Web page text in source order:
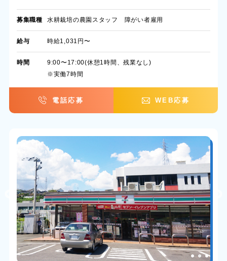
募集職種 水耕栽培の農園スタッフ 障がい者雇用
給与 時給1,031円〜
時間
9:00〜17:00(休憩1時間、残業なし)
※実働7時間
電話応募 WEB応募